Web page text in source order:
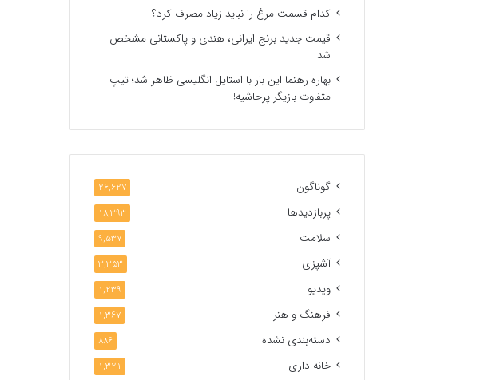
کدام قسمت مرغ را نباید زیاد مصرف کرد؟
قیمت جدید برنج ایرانی، هندی و پاکستانی مشخص
شد
بهاره رهنما این بار با استایل انگلیسی ظاهر شد؛ تیپ
متفاوت بازیگر پرحاشیه!
گوناگون 26,627
پربازدیدها 18,393
سلامت 9,537
آشپزی 3,353
ویدیو 1,239
فرهنگ و هنر 1,367
دسته‌بندی نشده 886
خانه داری 1,321